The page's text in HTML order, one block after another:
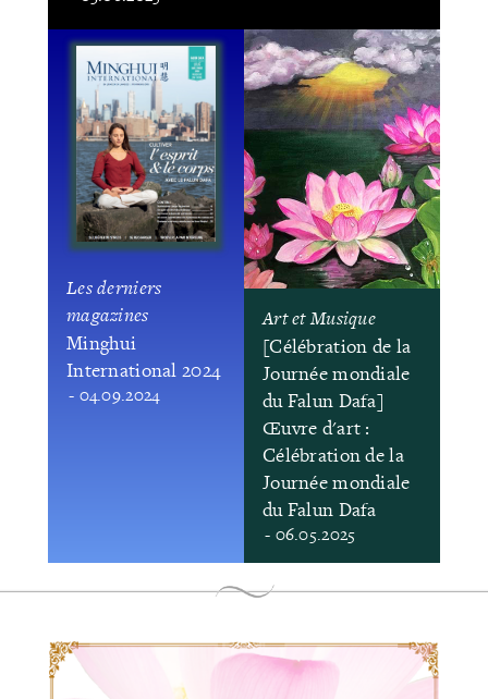
Les derniers
magazines
Minghui
International 2024
- 04.09.2024
Art et Musique
[Célébration de la
Journée mondiale
du Falun Dafa]
Œuvre d'art :
Célébration de la
Journée mondiale
du Falun Dafa
- 06.05.2025